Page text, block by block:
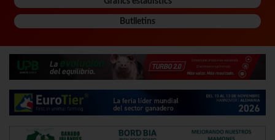
Butlletins